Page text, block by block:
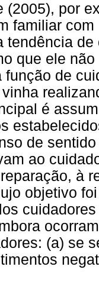
(2005), por
familiar
tendência
que ele
função de
é
de
ao
à
objetivo
(a) se